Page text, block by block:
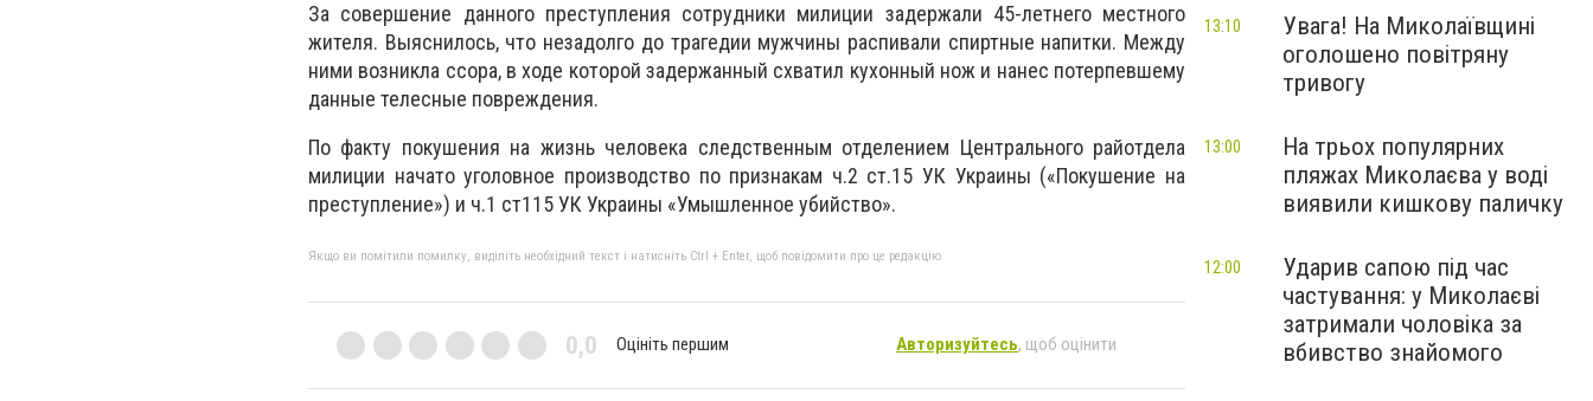
За совершение данного преступления сотрудники милиции задержали 45-летнего местного
жителя. Выяснилось, что незадолго до трагедии мужчины распивали спиртные напитки. Между
ними возникла ссора, в ходе которой задержанный схватил кухонный нож и нанес потерпевшему
данные телесные повреждения.
По факту покушения на жизнь человека следственным отделением Центрального райотдела
милиции начато уголовное производство по признакам ч.2 ст.15 УК Украины («Покушение на
преступление») и ч.1 ст115 УК Украины «Умышленное убийство».
Якщо ви помітили помилку, виділіть необхідний текст і натисніть Ctrl + Enter, щоб повідомити про це редакцію
0,0 Оцініть першим Авторизуйтесь, щоб оцінити
Увага! На Миколаївщині
оголошено повітряну
тривогу
13:10
На трьох популярних
пляжах Миколаєва у воді
виявили кишкову паличку
13:00
Ударив сапою під час
частування: у Миколаєві
затримали чоловіка за
вбивство знайомого
12:00